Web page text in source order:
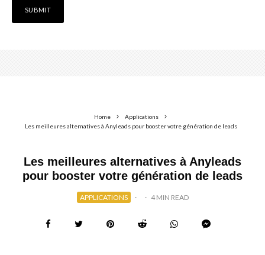
Home
Applications
Les meilleures alternatives à Anyleads pour booster votre génération de leads
Les meilleures alternatives à Anyleads
pour booster votre génération de leads
APPLICATIONS · · 4 MIN READ